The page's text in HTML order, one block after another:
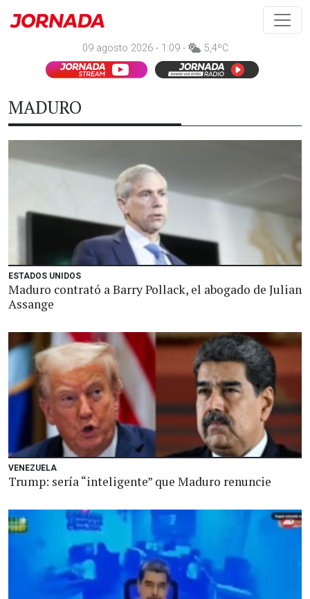
09 agosto 2026 - 1:09 - 5,4ºC
MADURO
ESTADOS UNIDOS
Maduro contrató a Barry Pollack, el abogado de Julian
Assange
VENEZUELA
Trump: sería “inteligente” que Maduro renuncie